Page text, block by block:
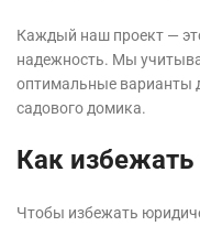
Каждый наш проект —
надежность. Мы
оптимальные варианты
садового домика.
Как
Чтобы избежать